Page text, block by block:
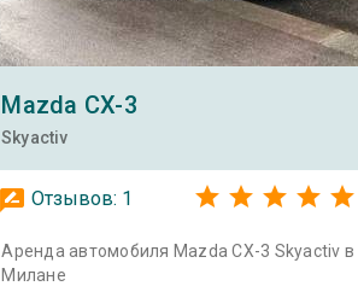
Mazda CX-3
Skyactiv
Отзывов: 1
Аренда автомобиля Mazda CX-3 Skyactiv в
Милане